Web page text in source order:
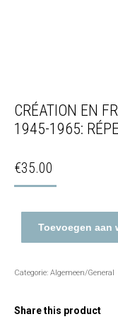
CRÉATION EN
1945-1965:
€35.00
Toevoegen aan
Categorie: Algemeen/General
Share this product